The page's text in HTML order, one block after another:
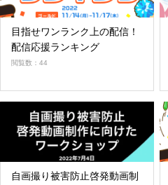
目指せワンランク上の配信！
配信応援ランキング
閲覧数：44
自画撮り被害防止啓発動画制